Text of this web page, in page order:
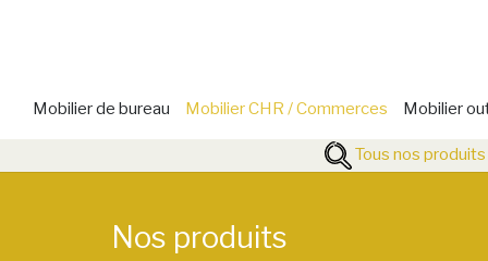
Mobilier de bureau Mobilier CHR / Commerces Mobilier
Tous nos produits
Nos produits